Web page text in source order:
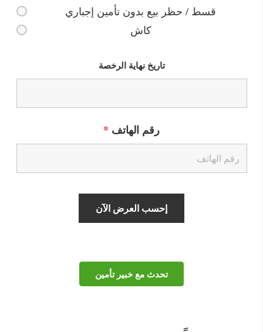
قسط / حظر بيع بدون تأمين إجباري
كاش
تاريخ نهاية الرخصة
رقم الهاتف *
تحدث مع خبير تأمين